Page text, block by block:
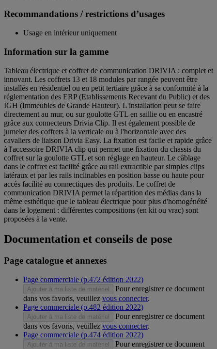
Recommandations / restrictions d’usages
Usage en intérieur uniquement
Information sur la gamme
Tableau électrique et coffret de communication DRIVIA : complet et
innovant. Les coffrets 13 et 18 modules par rangée peuvent être
installés en résidentiel ou en petit tertiaire grâce à sa conformité à la
réglementation des ERP (Etablissements Recevant du Public) et des
IGH (Immeubles de Grande Hauteur). L'installation peut se faire
directement au mur, ou sur goulotte GTL en saillie ou en encastré
grâce aux connecteurs Drivia Clip. Il est également possible de
jumeler des coffrets à la verticale ou à l'horizontale avec des
cavaliers de liaison Drivia Easy. La fixation est facile et rapide grâce
à l'accessoire DRIVIA clip qui permet une fixation du chassis du
coffret sur la goulotte GTL et son réglage en hauteur. Le câblage
dans le coffret est facilité grâce au rail extractible par simples clips
latéraux et par les rails inclinables en position basse ou haute pour
accès facilité au connectiques des produits. Le coffret de
communication DRIVIA permet la répartition des médias dans la
même esthétique que le tableau électrique pour plus d'homogénéité
dans le logement : différentes compositions (en kit ou vrac) sont
proposées à la vente.
Documentation et conseils de pose
Page catalogue et annexes
Page commerciale (p.472 édition 2022)
Ajouter à ma liste de matériel
Pour enregistrer ce document
dans vos favoris, veuillez vous connecter.
Page commerciale (p.482 édition 2022)
Ajouter à ma liste de matériel
Pour enregistrer ce document
dans vos favoris, veuillez vous connecter.
Page commerciale (p.474 édition 2022)
Ajouter à ma liste de matériel
Pour enregistrer ce document